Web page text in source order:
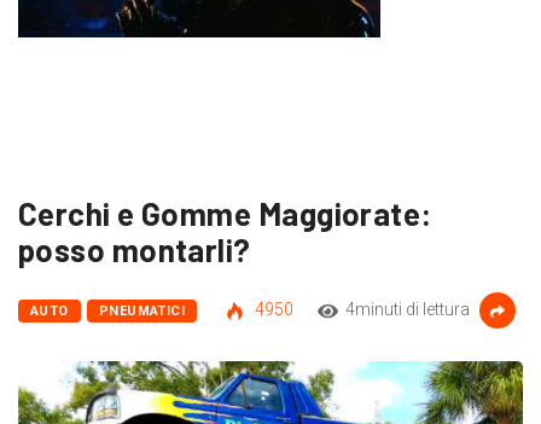
Cerchi e Gomme Maggiorate:
posso montarli?
AUTO PNEUMATICI 4950 4minuti di lettura